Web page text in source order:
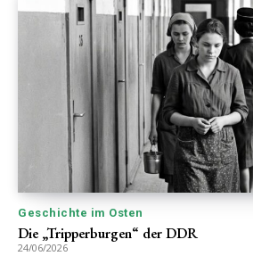
Geschichte im Osten
Die „Tripperburgen“ der DDR
24/06/2026